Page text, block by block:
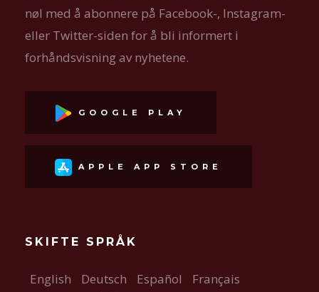
nøl med å abonnere på Facebook-, Instagram-
eller Twitter-siden for å bli informert i
forhåndsvisning av nyhetene.
GOOGLE PLAY
APPLE APP STORE
SKIFTE SPRÅK
English Deutsch Español
Français